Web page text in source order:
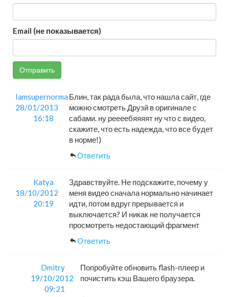
Email (не показывается)
Отправить
Iamsupernorma
28/01/2013
16:18
Блин, так рада была, что нашла сайт, где
можно смотреть Друзй в оригинале с
сабами. ну реееебяяяят ну что с видео,
скажите, что есть надежда, что все будет
в норме!)
Ответить
Katya
18/10/2012
20:19
Здравствуйте. Не подскажите, почему у
меня видео сначала нормально начинает
идти, потом вдруг прерывается и
выключается? И никак не получается
просмотреть недостающий фрагмент
Ответить
Dmitry
19/10/2012
09:21
Попробуйте обновить flash-плеер и
почистить кэш Вашего браузера.